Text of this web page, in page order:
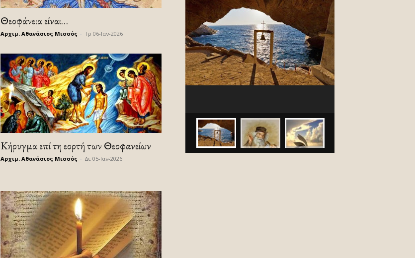
Θεοφάνεια είναι…
Αρχιμ. Αθανάσιος Μισσός Τρ 06-Ιαν-2026
Κήρυγμα επί τη εορτή των Θεοφανείων
Αρχιμ. Αθανάσιος Μισσός Δε 05-Ιαν-2026